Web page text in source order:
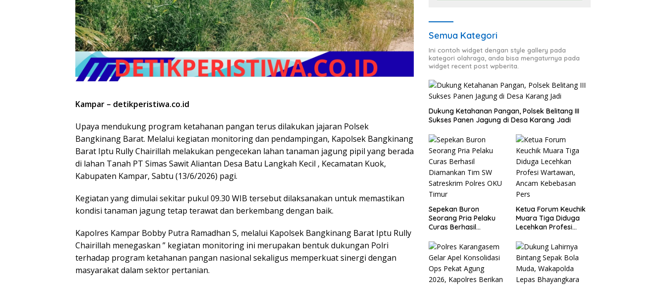
Kampar – detikperistiwa.co.id
Upaya mendukung program ketahanan pangan terus dilakukan jajaran Polsek
Bangkinang Barat. Melalui kegiatan monitoring dan pendampingan, Kapolsek Bangkinang
Barat Iptu Rully Chairillah melakukan pengecekan lahan tanaman jagung pipil yang berada
di lahan Tanah PT Simas Sawit Aliantan Desa Batu Langkah Kecil , Kecamatan Kuok,
Kabupaten Kampar, Sabtu (13/6/2026) pagi.
Kegiatan yang dimulai sekitar pukul 09.30 WIB tersebut dilaksanakan untuk memastikan
kondisi tanaman jagung tetap terawat dan berkembang dengan baik.
Kapolres Kampar Bobby Putra Ramadhan S, melalui Kapolsek Bangkinang Barat Iptu Rully
Chairillah menegaskan ” kegiatan monitoring ini merupakan bentuk dukungan Polri
terhadap program ketahanan pangan nasional sekaligus memperkuat sinergi dengan
masyarakat dalam sektor pertanian.
Semua Kategori
Ini contoh widget dengan style gallery pada
kategori olahraga, anda bisa mengaturnya pada
widget recent post wpberita.
Dukung Ketahanan Pangan, Polsek Belitang III
Sukses Panen Jagung di Desa Karang Jadi
Sepekan Buron
Seorang Pria Pelaku
Curas Berhasil
Satreskrim Polres OKU
Timur
Ketua Forum Keuchik
Muara Tiga Diduga
Lecehkan Profesi
Kebebasan Pers